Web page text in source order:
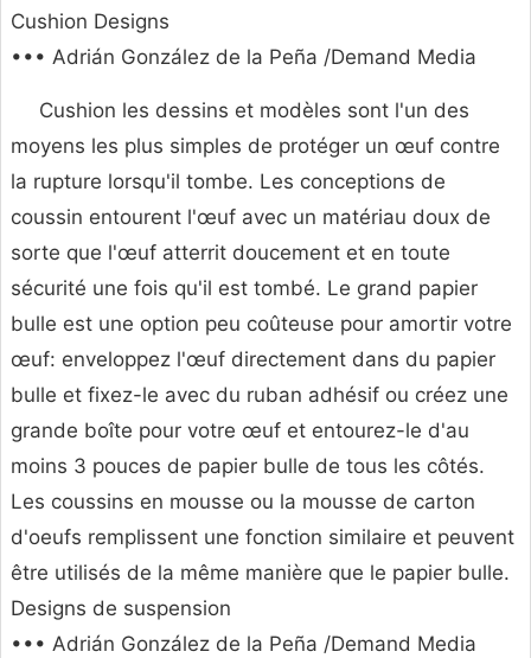
Cushion Designs
••• Adrián González de la Peña /Demand Media
Cushion les dessins et modèles sont l'un des
moyens les plus simples de protéger un œuf contre
la rupture lorsqu'il tombe. Les conceptions de
coussin entourent l'œuf avec un matériau doux de
sorte que l'œuf atterrit doucement et en toute
sécurité une fois qu'il est tombé. Le grand papier
bulle est une option peu coûteuse pour amortir votre
œuf: enveloppez l'œuf directement dans du papier
bulle et fixez-le avec du ruban adhésif ou créez une
grande boîte pour votre œuf et entourez-le d'au
moins 3 pouces de papier bulle de tous les côtés.
Les coussins en mousse ou la mousse de carton
d'oeufs remplissent une fonction similaire et peuvent
être utilisés de la même manière que le papier bulle.
Designs de suspension
••• Adrián González de la Peña /Demand Media